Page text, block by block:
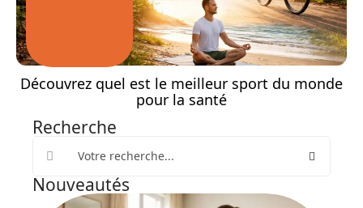
Découvrez quel est le meilleur sport du monde
pour la santé
Recherche
Nouveautés